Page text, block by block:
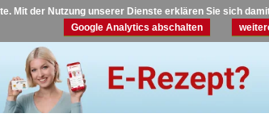
Mit der Nutzung unserer Dienste erklären Sie sich
Google Analytics abschalten